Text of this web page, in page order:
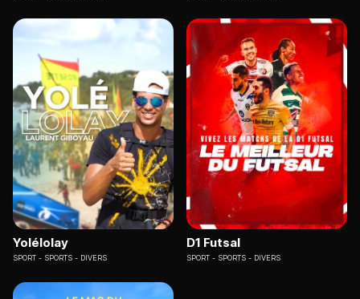
Yolélolay
SPORT SPORTS - DIVERS
D1 Futsal
SPORT SPORTS - DIVERS